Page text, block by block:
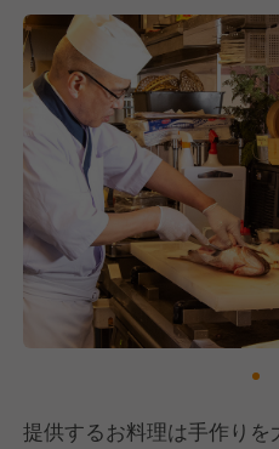
提供するお料理は手作りを